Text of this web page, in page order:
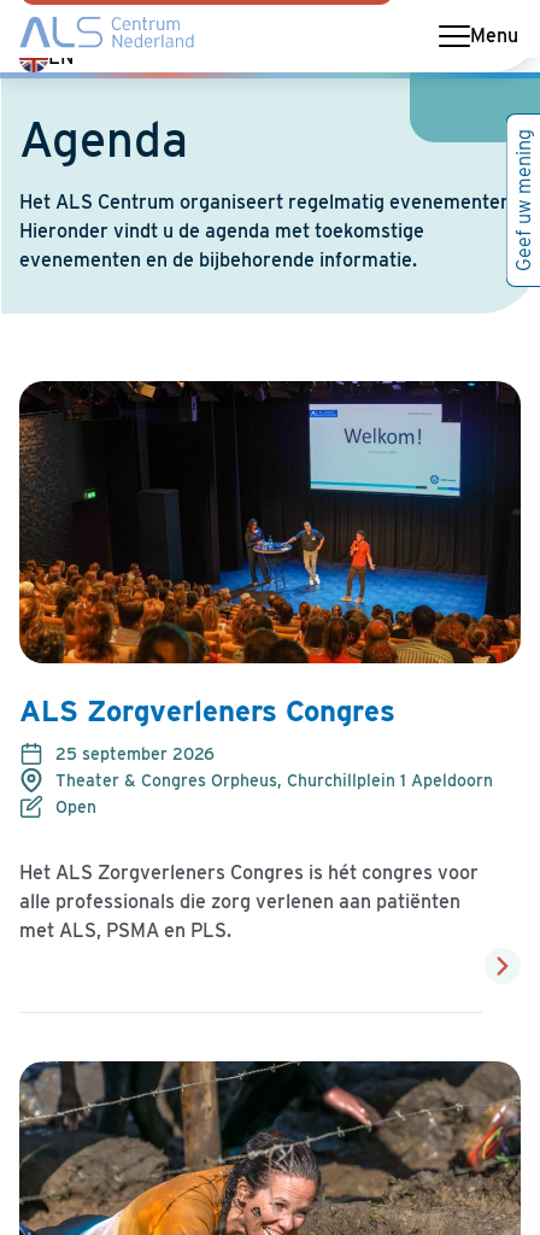
Menu
EN
Switch
language
English
Agenda
Het ALS Centrum organiseert regelmatig evenementen.
Hieronder vindt u de agenda met toekomstige
evenementen en de bijbehorende informatie.
ALS Zorgverleners Congres
25 september 2026
Theater & Congres Orpheus, Churchillplein 1 Apeldoorn
Open
Het ALS Zorgverleners Congres is hét congres voor
alle professionals die zorg verlenen aan patiënten
met ALS, PSMA en PLS.
Geef uw mening